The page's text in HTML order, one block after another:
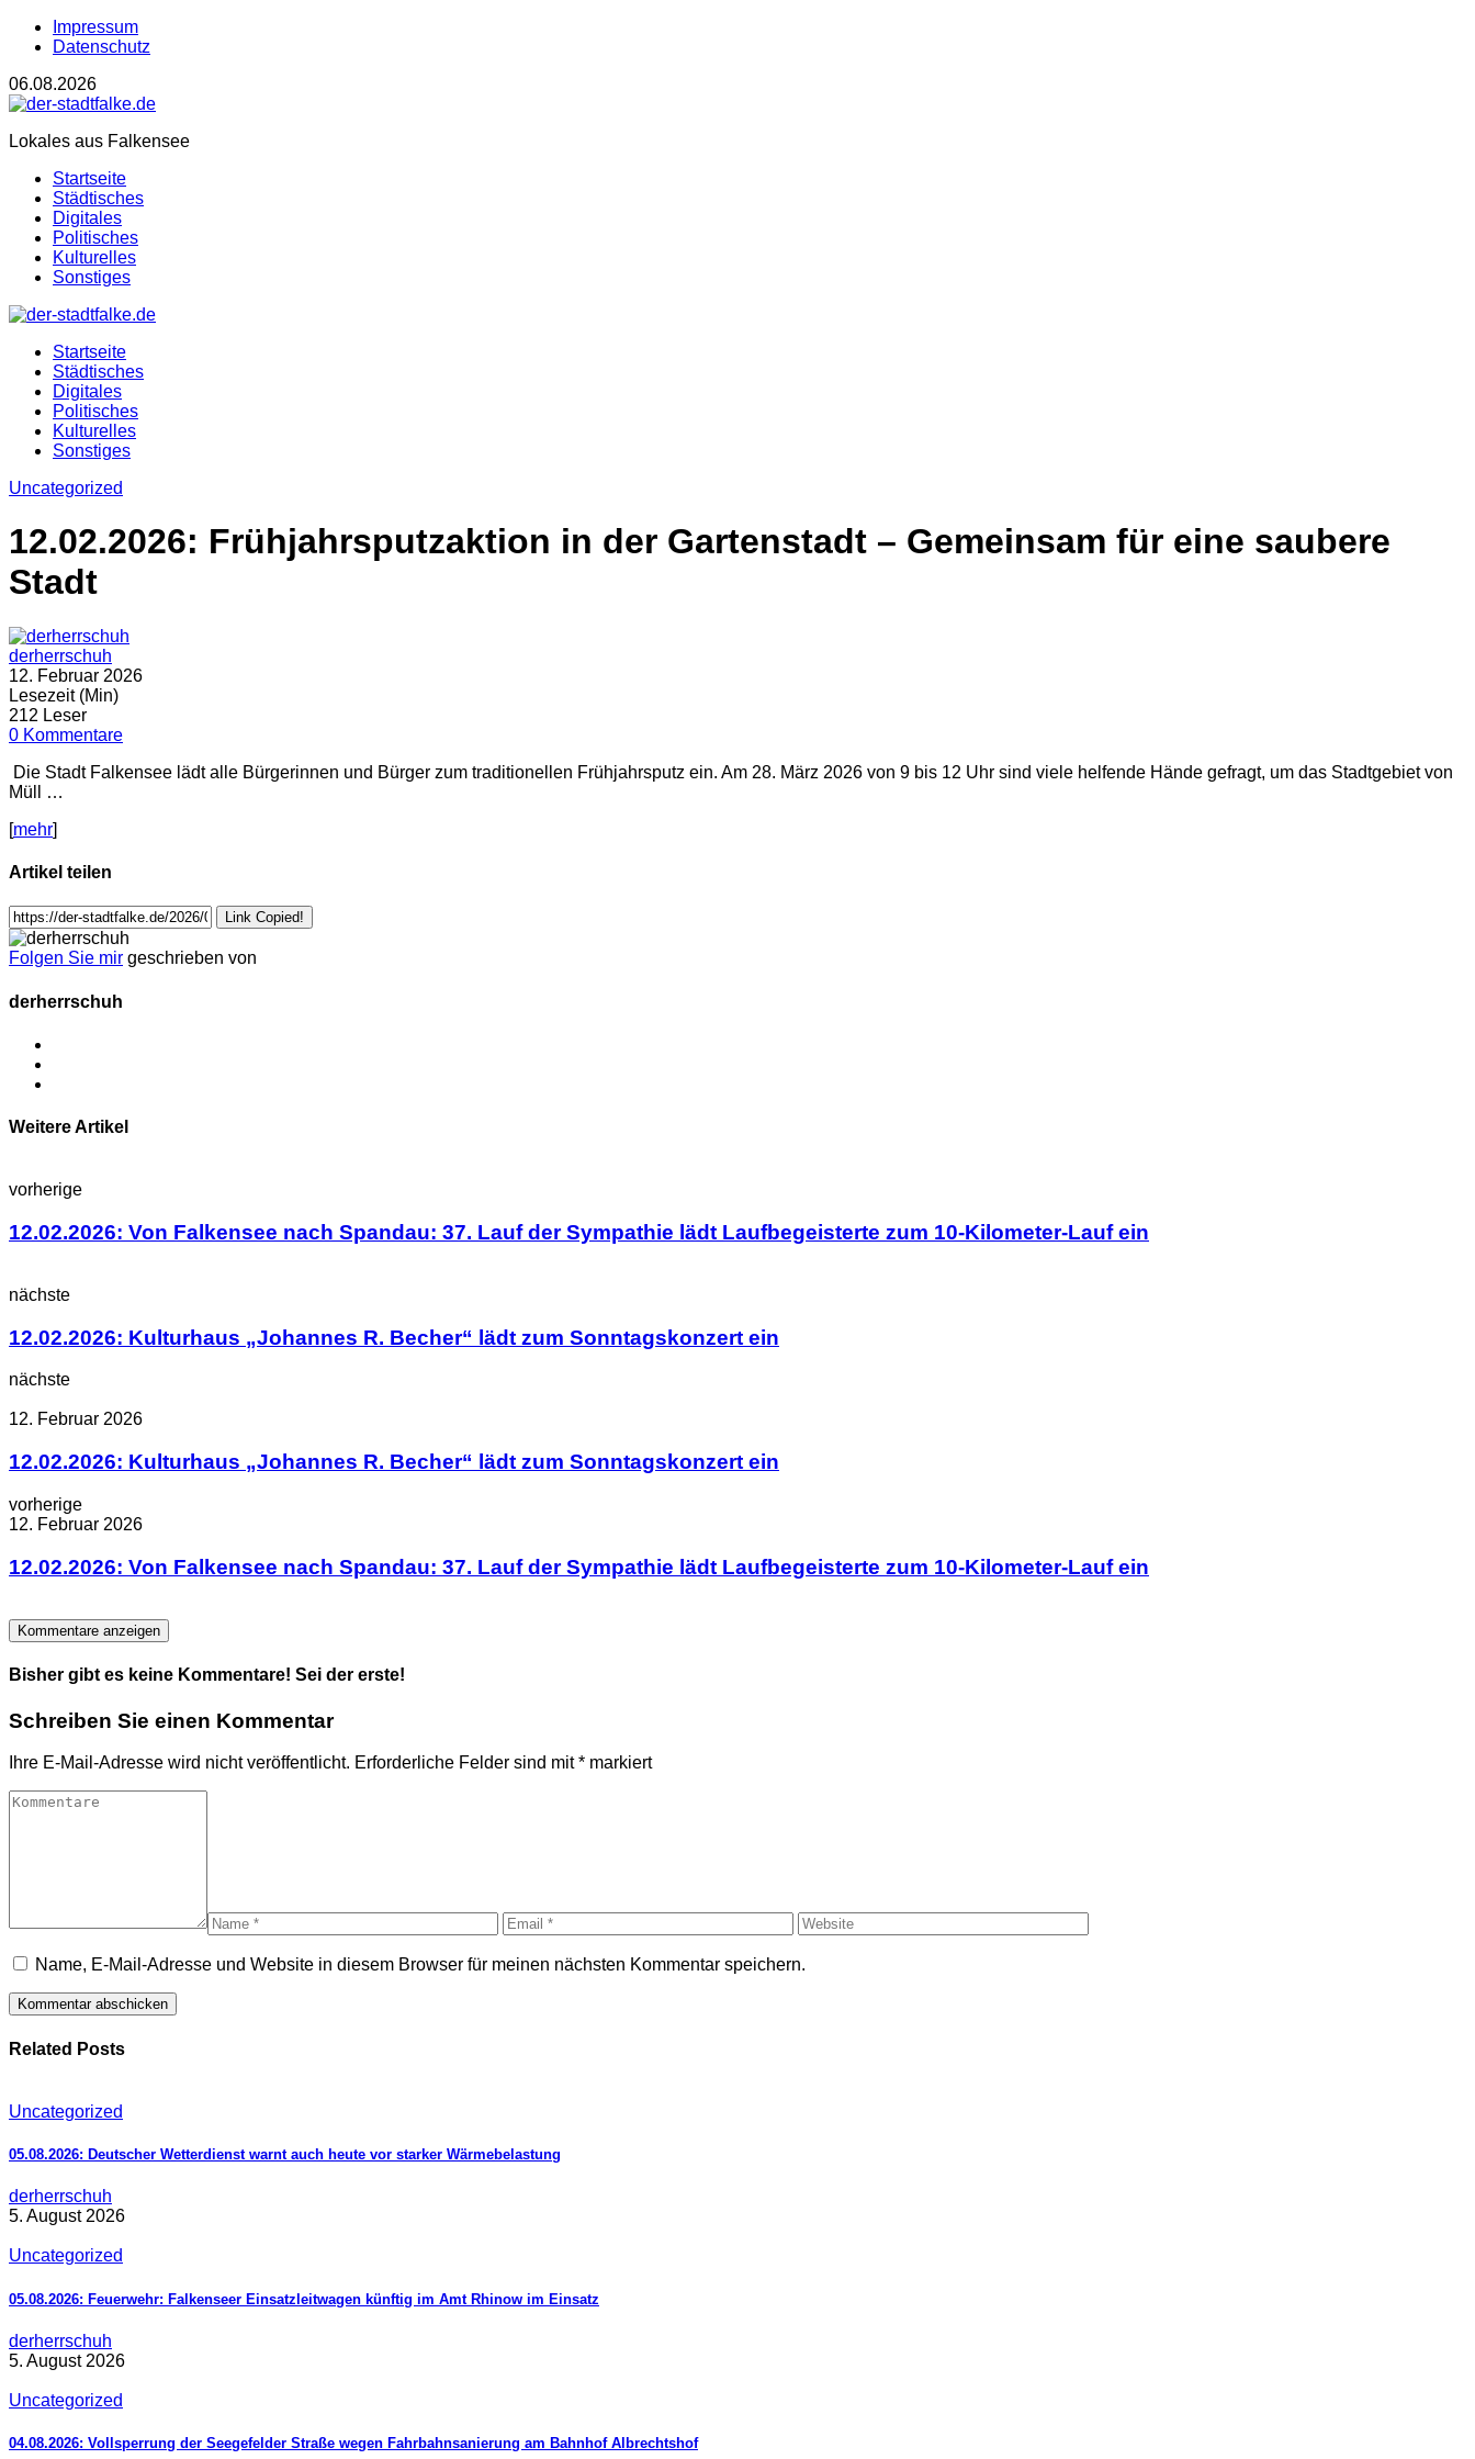
Impressum
Datenschutz
06.08.2026
Lokales aus Falkensee
Startseite
Städtisches
Digitales
Politisches
Kulturelles
Sonstiges
Startseite
Städtisches
Digitales
Politisches
Kulturelles
Sonstiges
Uncategorized
12.02.2026: Frühjahrsputzaktion in der Gartenstadt – Gemeinsam für eine saubere
Stadt
derherrschuh
12. Februar 2026
Lesezeit (Min)
212 Leser
0 Kommentare
Die Stadt Falkensee lädt alle Bürgerinnen und Bürger zum traditionellen Frühjahrsputz ein. Am 28. März 2026 von 9 bis 12 Uhr sind viele helfende Hände gefragt, um das Stadtgebiet von
Müll …
[mehr]
Artikel teilen
Link Copied!
Folgen Sie mir geschrieben von
derherrschuh
Weitere Artikel
vorherige
12.02.2026: Von Falkensee nach Spandau: 37. Lauf der Sympathie lädt Laufbegeisterte zum 10-Kilometer-Lauf ein
nächste
12.02.2026: Kulturhaus „Johannes R. Becher“ lädt zum Sonntagskonzert ein
nächste
12. Februar 2026
12.02.2026: Kulturhaus „Johannes R. Becher“ lädt zum Sonntagskonzert ein
vorherige
12. Februar 2026
12.02.2026: Von Falkensee nach Spandau: 37. Lauf der Sympathie lädt Laufbegeisterte zum 10-Kilometer-Lauf ein
Kommentare anzeigen
Bisher gibt es keine Kommentare! Sei der erste!
Schreiben Sie einen Kommentar
Ihre E-Mail-Adresse wird nicht veröffentlicht. Erforderliche Felder sind mit* markiert
Name, E-Mail-Adresse und Website in diesem Browser für meinen nächsten Kommentar speichern.
Related Posts
Uncategorized
05.08.2026: Deutscher Wetterdienst warnt auch heute vor starker Wärmebelastung
derherrschuh
5. August 2026
Uncategorized
05.08.2026: Feuerwehr: Falkenseer Einsatzleitwagen künftig im Amt Rhinow im Einsatz
derherrschuh
5. August 2026
Uncategorized
04.08.2026: Vollsperrung der Seegefelder Straße wegen Fahrbahnsanierung am Bahnhof Albrechtshof